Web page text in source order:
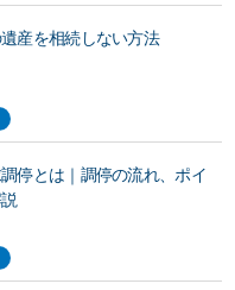
産を相続しない方法
停とは｜調停の流れ、ポイ